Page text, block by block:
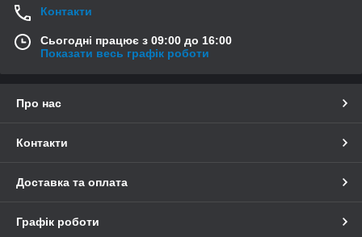
Контакти
Сьогодні працює з 09:00 до 16:00
Показати весь графік роботи
Про нас
Контакти
Доставка та оплата
Графік роботи